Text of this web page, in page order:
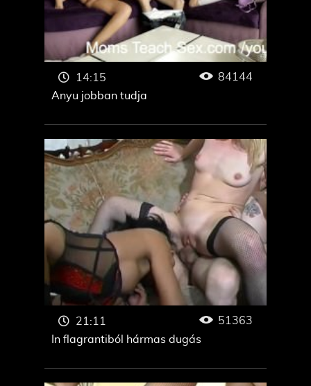
Anyu jobban tudja
14:15 84144
In flagrantiból hármas dugás
21:11 51363